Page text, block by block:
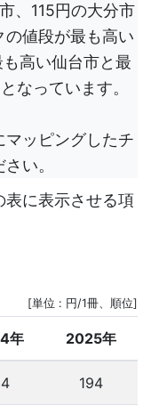
、115円の大分市
値段が最も高い
高い仙台市と最
なっています。
マッピングしたチ
い。
表に表示させる項
[単位 : 円/1冊、順位]
年 2025年
194